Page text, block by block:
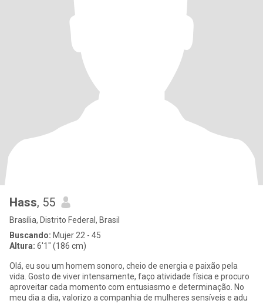
Hass, 55
Brasília, Distrito Federal, Brasil
Buscando: Mujer 22 - 45
Altura: 6'1" (186 cm)
Olá, eu sou um homem sonoro, cheio de energia e paixão pela
vida. Gosto de viver intensamente, faço atividade física e procuro
aproveitar cada momento com entusiasmo e determinação. No
meu dia a dia, valorizo ​​a companhia de mulheres sensíveis e adu